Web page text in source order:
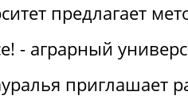
предлагает
- аграрный
приглашает